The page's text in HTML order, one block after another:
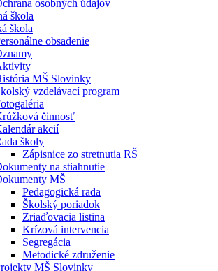
osobných údajov
škola
škola
obsadenie
MŠ Slovinky
vzdelávací program
činnosť
akcií
školy
Zápisnice zo stretnutia RŠ
na stiahnutie
MŠ
Pedagogická rada
Školský poriadok
Zriaďovacia listina
Krízová intervencia
Segregácia
Metodické združenie
MŠ Slovinky